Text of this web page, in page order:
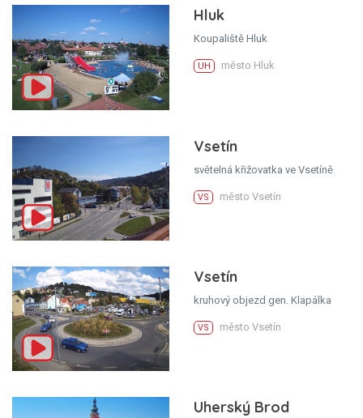
Hluk
Koupaliště Hluk
UH město Hluk
Vsetín
světelná křižovatka ve Vsetíně
VS město Vsetín
Vsetín
kruhový objezd gen. Klapálka
VS město Vsetín
Uherský Brod